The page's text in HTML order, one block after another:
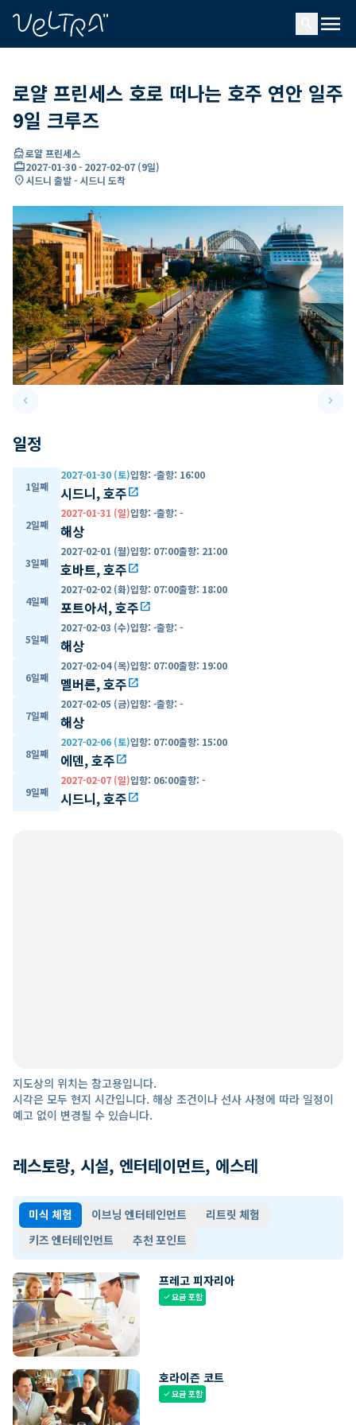
menu
로얄 프린세스 호로 떠나는 호주 연안 일주
9일 크루즈
directions_boat로얄 프린세스
card_travel2027-01-30- 2027-02-07 (9일)
location_on시드니 출발 - 시드니 도착
keyboard_arrow_leftPrevious slide keyboard_arrow_right
일정
1일째
2027-01-30 (토)입항: -출항: 16:00
시드니, 호주open_in_new
2일째
2027-01-31 (일)입항: -출항: -
해상
3일째
2027-02-01 (월)입항: 07:00출항: 21:00
호바트, 호주open_in_new
4일째
2027-02-02 (화)입항: 07:00출항: 18:00
포트아서, 호주open_in_new
5일째
2027-02-03 (수)입항: -출항: -
해상
6일째
2027-02-04 (목)입항: 07:00출항: 19:00
멜버른, 호주open_in_new
7일째
2027-02-05 (금)입항: -출항: -
해상
8일째
2027-02-06 (토)입항: 07:00출항: 15:00
에덴, 호주open_in_new
9일째
2027-02-07 (일)입항: 06:00출항: -
시드니, 호주open_in_new
지도상의 위치는 참고용입니다.
시각은 모두 현지 시간입니다. 해상 조건이나 선사 사정에 따라 일정이
예고 없이 변경될 수 있습니다.
레스토랑, 시설, 엔터테이먼트, 에스테
미식 체험 이브닝 엔터테인먼트
리트릿 체험
키즈 엔터테인먼트
추천 포인트
프레고 피자리아
check요금 포함
호라이즌 코트
check요금 포함